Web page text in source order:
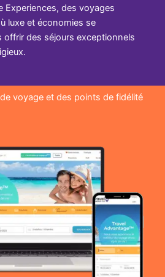
Experiences, des voyages
luxe et économies se
des séjours exceptionnels
voyage et des points de fidélité